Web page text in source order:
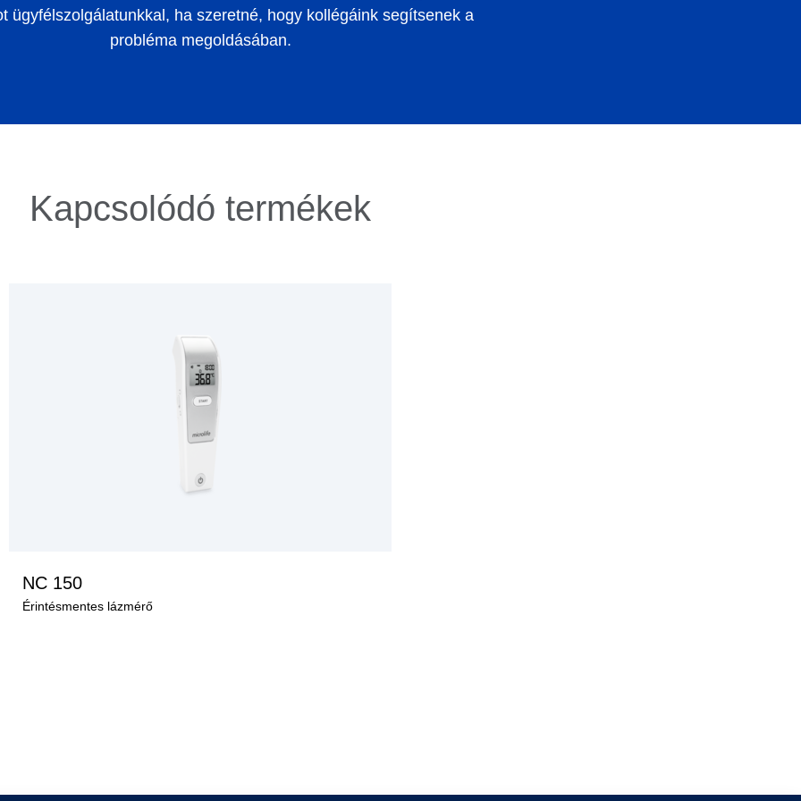
ügyfélszolgálatunkkal, ha szeretné, hogy kollégáink segítsenek a
probléma megoldásában.
Kapcsolódó termékek
NC 150
Érintésmentes lázmérő